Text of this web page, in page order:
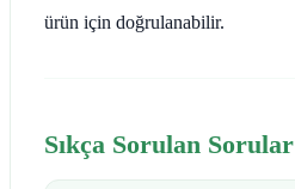
ürün için doğrulanabilir.
Sıkça Sorulan Sorular